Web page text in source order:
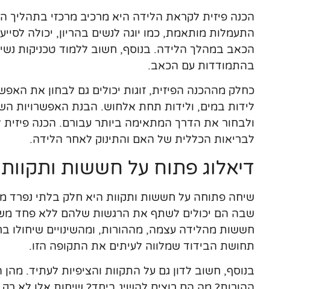
הכנה פיזית לקראת הלידה היא מרכיב מרכזי בתהליך
התעמלות מותאמת, כמו יוגה לנשים בהריון, יכולה
הכאב במהלך הלידה. בנוסף, חשוב ללמוד טכניקות
בהתמודדות עם הכאב.
כחלק מההכנה הפיזית, זוגות יכולים גם לבחון את
לידות במים, ולידות תחת אלחוש. הבנת האפשרויות
ולבחור את הדרך המתאימה ביותר עבורם. הכנה
לבריאות הכללית של האם והתינוק לאחר הלידה.
דיאלוג פתוח על חששות ותקוות
שיחה פתוחה על חששות ותקוות היא חלק בלתי נפרד
שבה הם יכולים לשתף את הרגשות שלהם ללא פחד
חששות מהלידה עצמה, מההורות, ומהשינויים שיחולו
תחושת הבידוד שמלווה לעיתים את התקופה הזו.
בנוסף, חשוב לדון גם על התקוות והציפיות לעתיד.